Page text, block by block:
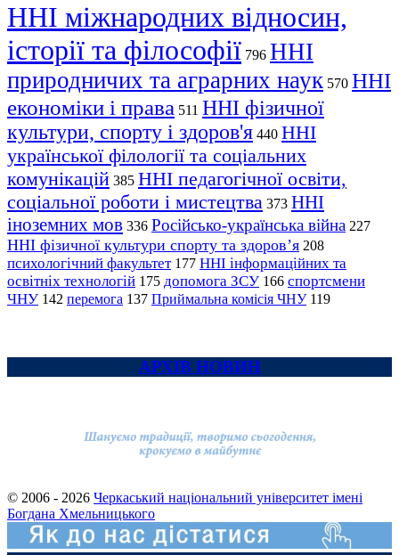
ННІ міжнародних відносин,
історії та філософії 796 ННІ
природничих та аграрних наук 570 ННІ
економіки і права 511 ННІ фізичної
культури, спорту і здоров'я 440 ННІ
української філології та соціальних
комунікацій 385 ННІ педагогічної освіти,
соціальної роботи і мистецтва 373 ННІ
іноземних мов 336 Російсько-українська війна 227
ННІ фізичної культури спорту та здоров’я 208
психологічний факультет 177 ННІ інформаційних та
освітніх технологій 175 допомога ЗСУ 166 спортсмени
ЧНУ 142 перемога 137 Приймальна комісія ЧНУ 119
АРХІВ НОВИН
© 2006 - 2026 Черкаський національний університет імені
Богдана Хмельницького